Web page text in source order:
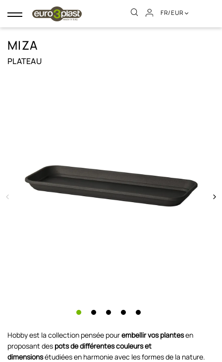
Basculer
la
FR/EUR
MIZA
PLATEAU
Hobby est la collection pensée pourembellir vos plantesen
proposant des pots de différentes couleurs et
dimensionsétudiées en harmonie avec les formes de la nature.